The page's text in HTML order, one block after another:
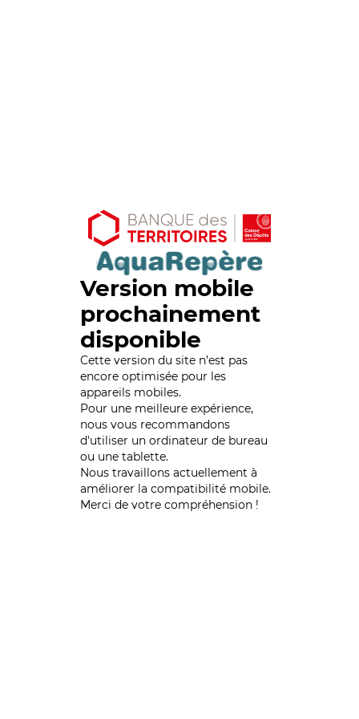
Version mobile
prochainement
disponible
Cette version du site n’est pas
encore optimisée pour les
appareils mobiles.
Pour une meilleure expérience,
nous vous recommandons
d'utiliser un ordinateur de bureau
ou une tablette.
Nous travaillons actuellement à
améliorer la compatibilité mobile.
Merci de votre compréhension !